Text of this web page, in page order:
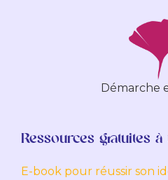
Démarche
Ressources gratuites
E-book pour réussir son